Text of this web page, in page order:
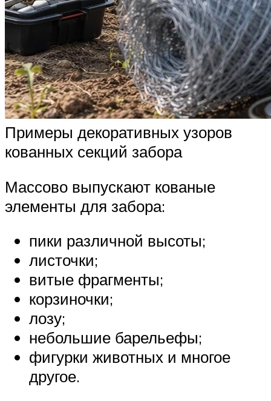
Примеры декоративных узоров
кованных секций забора
Массово выпускают кованые
элементы для забора:
пики различной высоты;
листочки;
витые фрагменты;
корзиночки;
лозу;
небольшие барельефы;
фигурки животных и многое
другое.